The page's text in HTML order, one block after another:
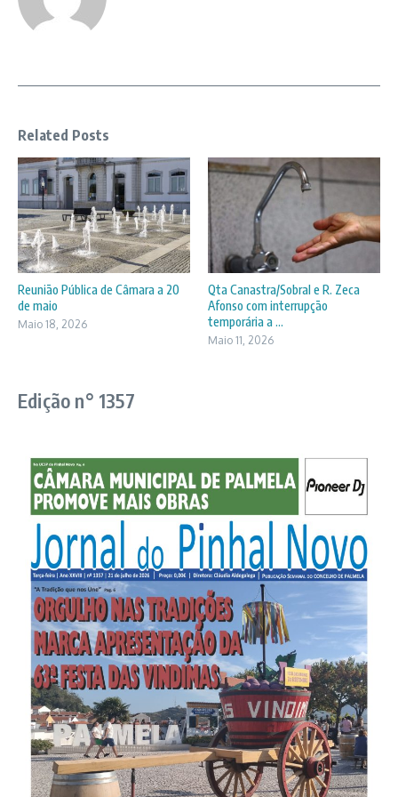
Related Posts
Reunião Pública de Câmara a 20
de maio
Maio 18, 2026
Qta Canastra/Sobral e R. Zeca
Afonso com interrupção
temporária a ...
Maio 11, 2026
Edição n° 1357